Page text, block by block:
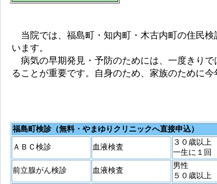
当院では、福島町・知内町・木古内町の住民
います。
病気の早期発見・予防のためには、一度きり
ることが重要です。自身のため、家族のために
福島町検診（無料・やまゆりクリニックへ直接申込）
ＡＢＣ検診 血液検査
３０歳以上
一生に１回
前立腺がん検診 血液検査
男性
５０歳以上